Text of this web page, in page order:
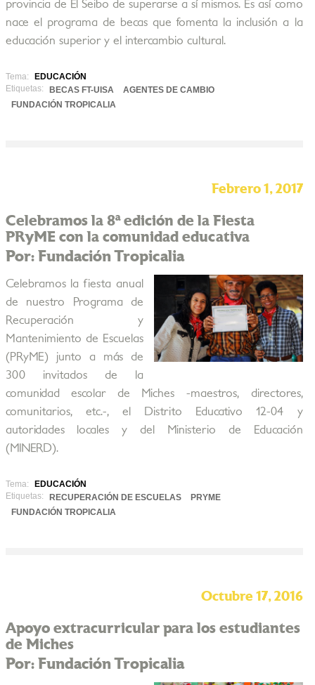
provincia de El Seibo de superarse a sí mismos. Es así como
nace el programa de becas que fomenta la inclusión a la
educación superior y el intercambio cultural.
Tema:
EDUCACIÓN
Etiquetas:
BECAS FT-UISA
AGENTES DE CAMBIO
FUNDACIÓN TROPICALIA
Febrero 1, 2017
Celebramos la 8ª edición de la Fiesta
PRyME con la comunidad educativa
Por: Fundación Tropicalia
Celebramos la fiesta anual
de nuestro Programa de
Recuperación y
Mantenimiento de Escuelas
(PRyME) junto a más de
300 invitados de la
comunidad escolar de Miches -maestros, directores,
comunitarios, etc.-, el Distrito Educativo 12-04 y
autoridades locales y del Ministerio de Educación
(MINERD).
Tema:
EDUCACIÓN
Etiquetas:
RECUPERACIÓN DE ESCUELAS
PRYME
FUNDACIÓN TROPICALIA
Octubre 17, 2016
Apoyo extracurricular para los estudiantes
de Miches
Por: Fundación Tropicalia